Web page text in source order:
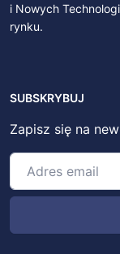
i Nowych
rynku.
SUBSKRYBUJ
Zapisz się na